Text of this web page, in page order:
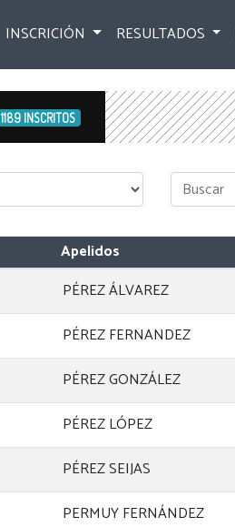
INSCRICIÓN RESULTADOS
1189 INSCRITOS
Apelidos
PÉREZ ÁLVAREZ
PÉREZ FERNANDEZ
PÉREZ GONZÁLEZ
PÉREZ LÓPEZ
PÉREZ SEIJAS
PERMUY FERNÁNDEZ